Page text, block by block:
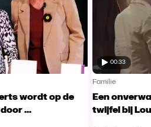
wordt op de
...
00:33
Familie
Een
twijfel bij